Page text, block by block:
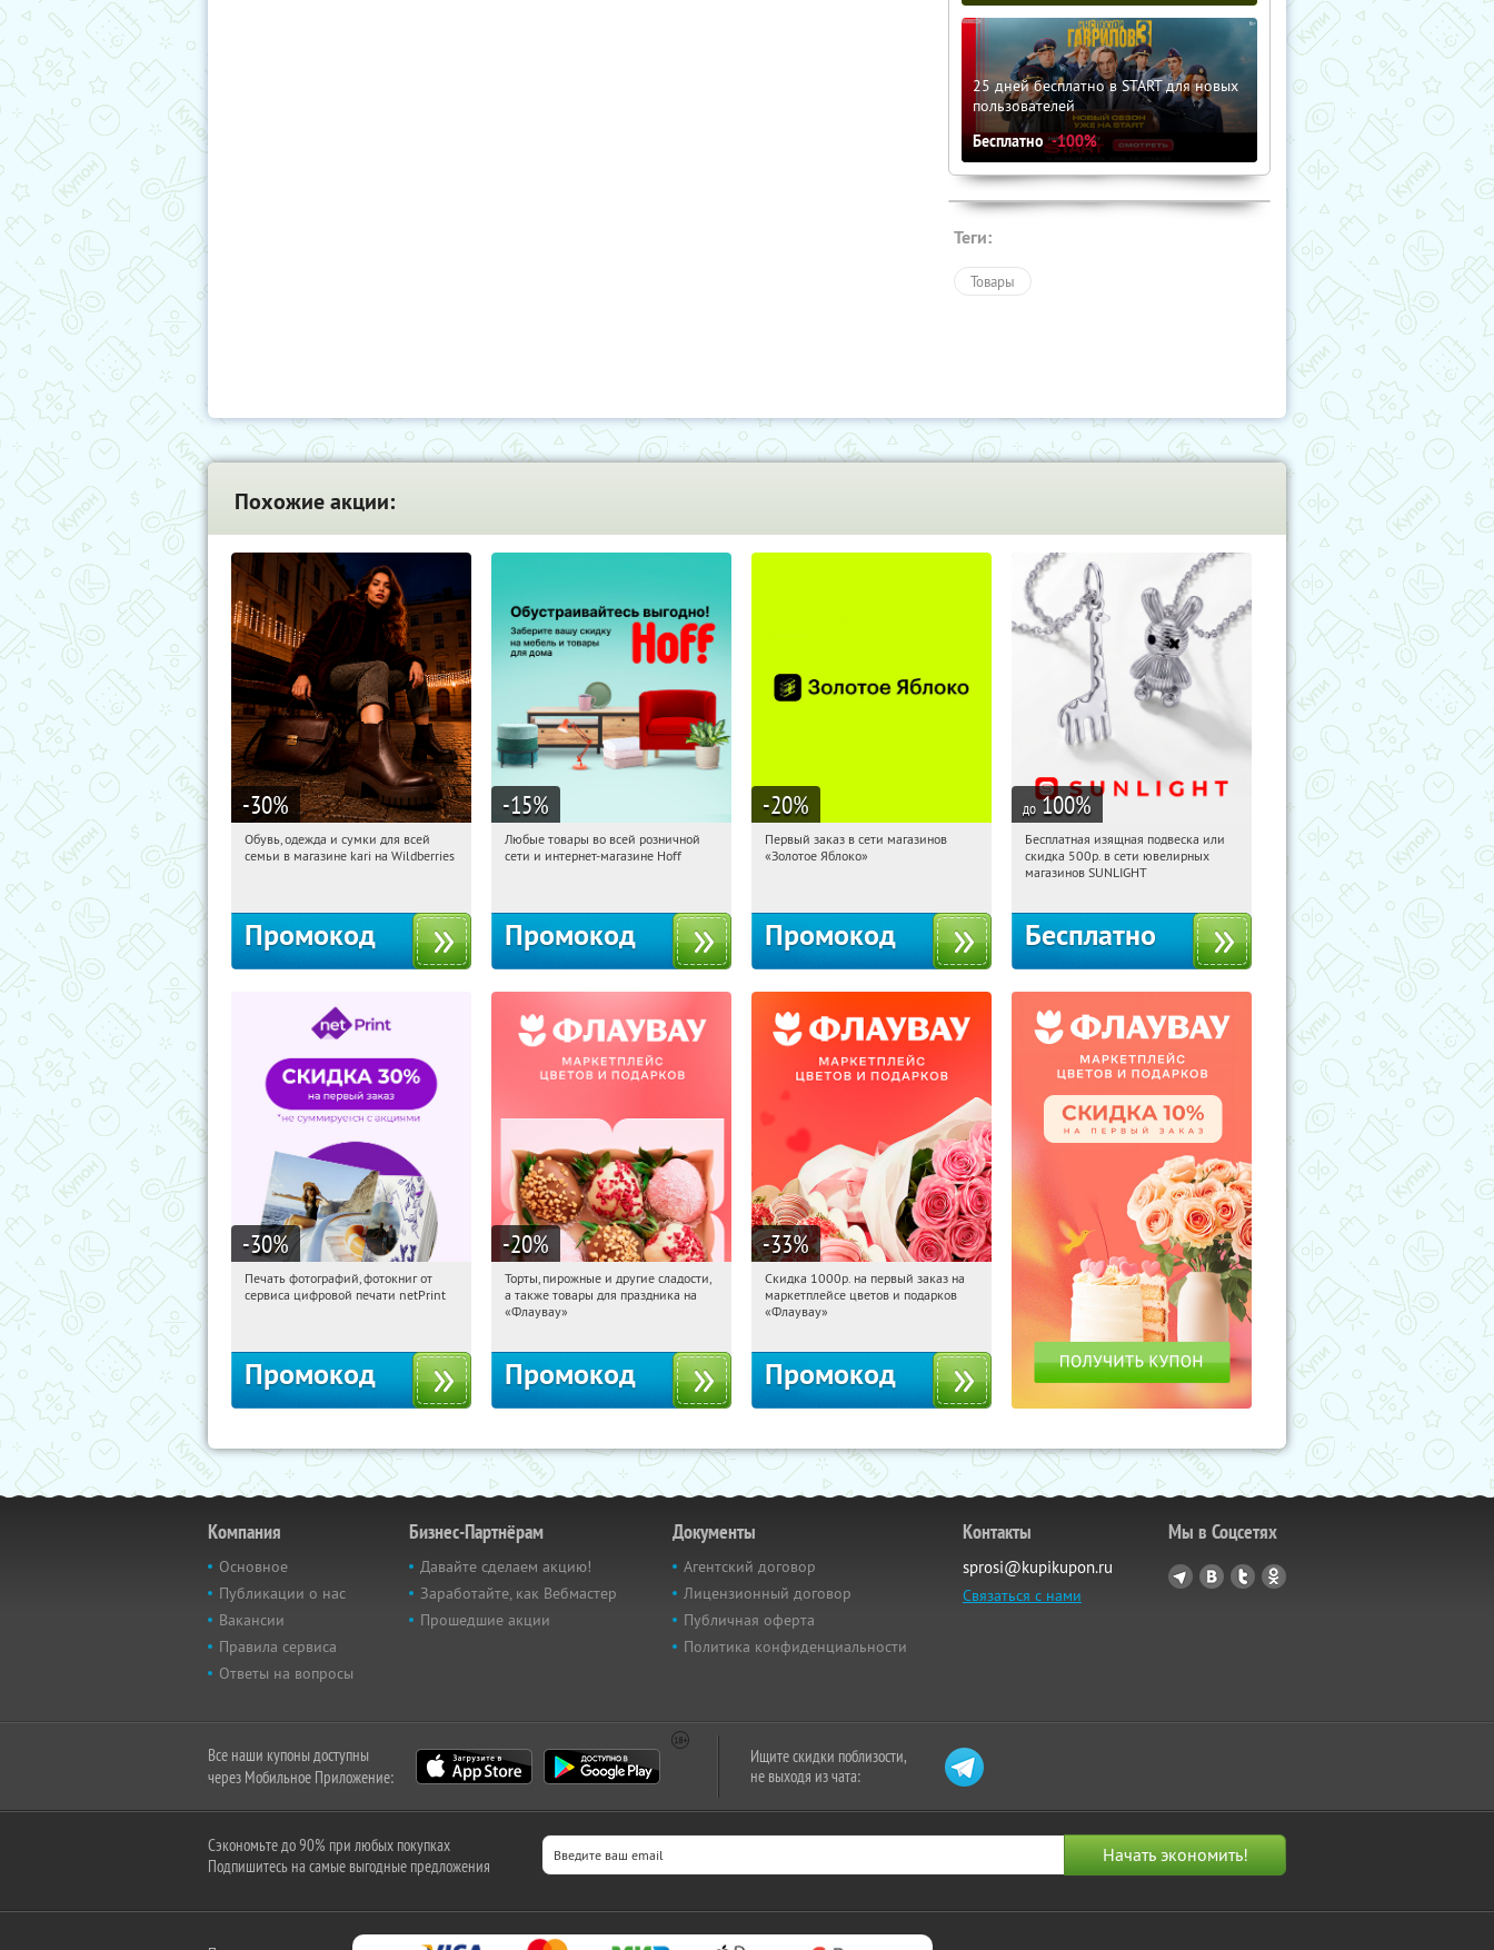
25 дней бесплатно в START для новых
пользователей
Бесплатно -100%
Теги:
Товары
Похожие акции:
-30%
18:28:24 Получили:
Обувь, одежда и сумки для всей
семьи в магазине kari на Wildberries
Промокод
-15%
18:28:24 Получили:
Любые товары во всей розничной
сети и интернет-магазине Hoff
Промокод
-20%
18:28:24
Получи первым!
Первый заказ в сети магазинов
«Золотое Яблоко»
Промокод
до 100%
18:28:24 Получили:
Россия
Бесплатная изящная подвеска или
скидка 500р. в сети ювелирных
магазинов SUNLIGHT
Бесплатно
-30%
18:28:24 Получили:
Печать фотографий, фотокниг от
сервиса цифровой печати netPrint
Промокод
-20%
18:28:24 Получили:
Россия
Торты, пирожные и другие сладости,
а также товары для праздника на
«Флаувау»
Промокод
-33%
18:28:24 Получили:
Россия
Скидка 1000р. на первый заказ на
маркетплейсе цветов и подарков
«Флаувау»
Промокод
Компания
Основное
Публикации о нас
Вакансии
Правила сервиса
Ответы на вопросы
Бизнес-Партнёрам
Давайте сделаем акцию!
Заработайте, как Вебмастер
Прошедшие акции
Документы
Агентский договор
Лицензионный договор
Публичная оферта
Политика конфиденциальности
Контакты
sprosi@kupikupon.ru
Связаться с нами
Мы в Соцсетях
Все наши купоны доступны
через Мобильное Приложение:
Ищите скидки поблизости,
не выходя из чата:
Сэкономьте до 90% при любых покупках
Подпишитесь на самые выгодные предложения